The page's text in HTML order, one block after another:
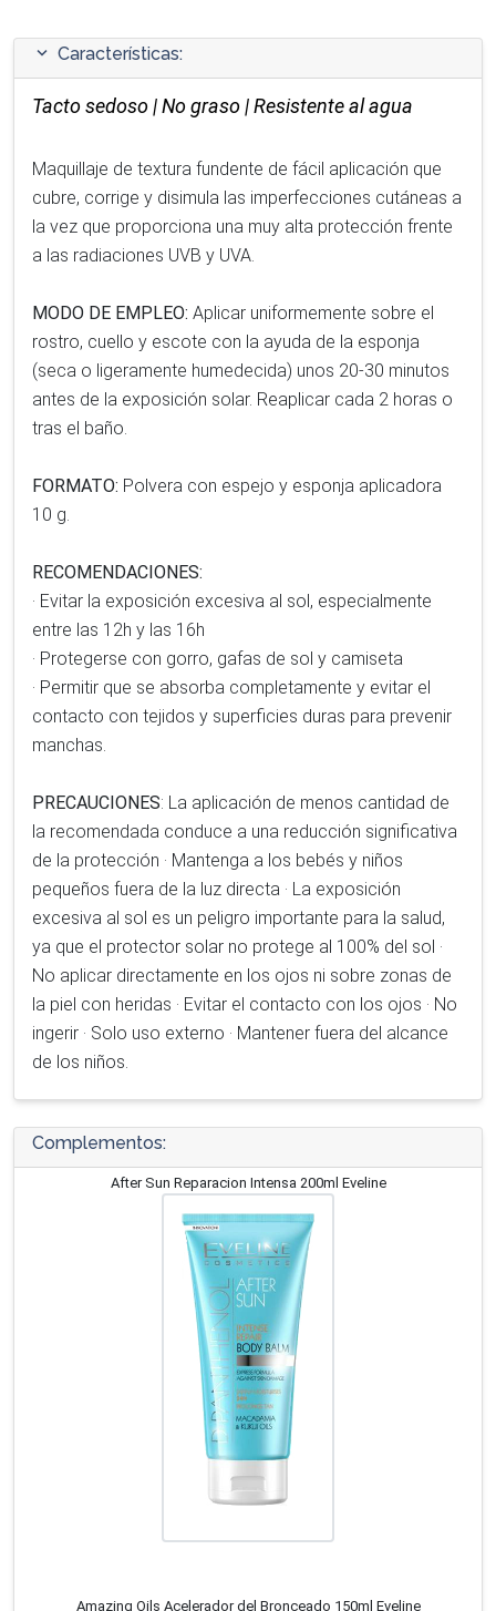
expand_more Características:
Tacto sedoso | No graso | Resistente al agua
Maquillaje de textura fundente de fácil aplicación que
cubre, corrige y disimula las imperfecciones cutáneas a
la vez que proporciona una muy alta protección frente
a las radiaciones UVB y UVA.
MODO DE EMPLEO: Aplicar uniformemente sobre el
rostro, cuello y escote con la ayuda de la esponja
(seca o ligeramente humedecida) unos 20-30 minutos
antes de la exposición solar. Reaplicar cada 2 horas o
tras el baño.
FORMATO: Polvera con espejo y esponja aplicadora
10 g.
RECOMENDACIONES:
· Evitar la exposición excesiva al sol, especialmente
entre las 12h y las 16h
· Protegerse con gorro, gafas de sol y camiseta
· Permitir que se absorba completamente y evitar el
contacto con tejidos y superficies duras para prevenir
manchas.
PRECAUCIONES: La aplicación de menos cantidad de
la recomendada conduce a una reducción significativa
de la protección · Mantenga a los bebés y niños
pequeños fuera de la luz directa · La exposición
excesiva al sol es un peligro importante para la salud,
ya que el protector solar no protege al 100% del sol ·
No aplicar directamente en los ojos ni sobre zonas de
la piel con heridas · Evitar el contacto con los ojos · No
ingerir · Solo uso externo · Mantener fuera del alcance
de los niños.
Complementos:
After Sun Reparacion Intensa 200ml Eveline
Amazing Oils Acelerador del Bronceado 150ml Eveline